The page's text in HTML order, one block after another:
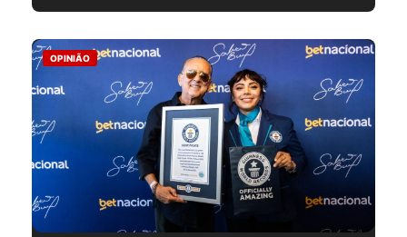
OPINIÃO